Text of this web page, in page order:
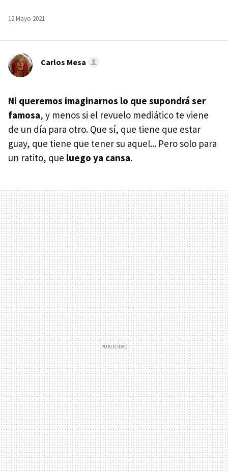
12 Mayo 2021
Carlos Mesa
Ni queremos imaginarnos lo que supondrá ser
famosa, y menos si el revuelo mediático te viene
de un día para otro. Que sí, que tiene que estar
guay, que tiene que tener su aquel... Pero solo para
un ratito, que luego ya cansa.